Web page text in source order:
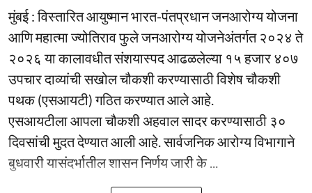
मुंबई : विस्तारित आयुष्मान भारत-पंतप्रधान जनआरोग्य योजना
आणि महात्मा ज्योतिराव फुले जनआरोग्य योजनेअंतर्गत २०२४ ते
२०२६ या कालावधीत संशयास्पद आढळलेल्या १५ हजार ४०७
उपचार दाव्यांची सखोल चौकशी करण्यासाठी विशेष चौकशी
पथक (एसआयटी) गठित करण्यात आले आहे.
एसआयटीला आपला चौकशी अहवाल सादर करण्यासाठी ३०
दिवसांची मुदत देण्यात आली आहे. सार्वजनिक आरोग्य विभागाने
बुधवारी यासंदर्भातील शासन निर्णय जारी के ...